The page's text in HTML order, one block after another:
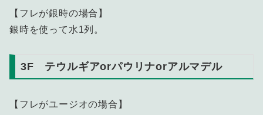
【フレが銀時の場合】
銀時を使って水1列。
3F テウルギアorパウリナorアルマデル
【フレがユージオの場合】